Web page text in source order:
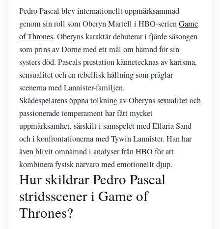
Pedro Pascal blev internationellt uppmärksammad
genom sin roll som Oberyn Martell i HBO-serienGame
of Thrones. Oberyns karaktär debuterar i fjärde säsongen
som prins av Dorne med ett mål om hämnd för sin
systers död. Pascals prestation kännetecknas av karisma,
sensualitet och en rebellisk hållning som präglar
scenerna med Lannister-familjen.
Skådespelarens öppna tolkning av Oberyns sexualitet och
passionerade temperament har fått mycket
uppmärksamhet, särskilt i samspelet med Ellaria Sand
och i konfrontationerna med Tywin Lannister. Han har
även blivit omnämnd i analyser frånHBOför att
kombinera fysisk närvaro med emotionellt djup.
Hur skildrar Pedro Pascal
stridsscener i Game of
Thrones?